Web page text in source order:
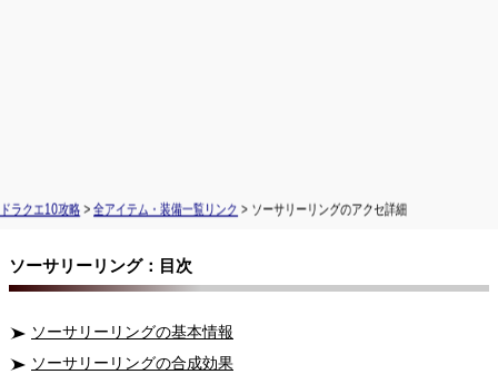
ドラクエ10攻略 > 全アイテム・装備一覧リンク > ソーサリーリングのアクセ詳細
ソーサリーリング：目次
ソーサリーリングの基本情報
ソーサリーリングの合成効果